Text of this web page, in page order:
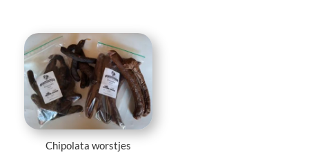
€12,50.€7,50.
Chipolata worstjes